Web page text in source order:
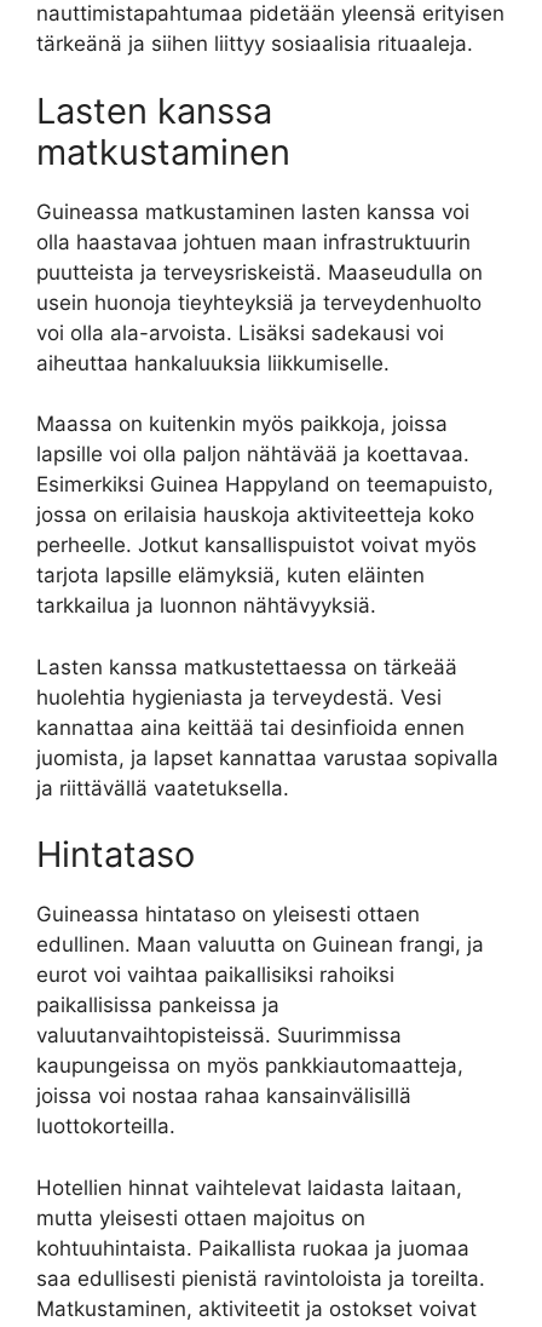
nauttimistapahtumaa pidetään yleensä erityisen
tärkeänä ja siihen liittyy sosiaalisia rituaaleja.
Lasten kanssa
matkustaminen
Guineassa matkustaminen lasten kanssa voi
olla haastavaa johtuen maan infrastruktuurin
puutteista ja terveysriskeistä. Maaseudulla on
usein huonoja tieyhteyksiä ja terveydenhuolto
voi olla ala-arvoista. Lisäksi sadekausi voi
aiheuttaa hankaluuksia liikkumiselle.
Maassa on kuitenkin myös paikkoja, joissa
lapsille voi olla paljon nähtävää ja koettavaa.
Esimerkiksi Guinea Happyland on teemapuisto,
jossa on erilaisia hauskoja aktiviteetteja koko
perheelle. Jotkut kansallispuistot voivat myös
tarjota lapsille elämyksiä, kuten eläinten
tarkkailua ja luonnon nähtävyyksiä.
Lasten kanssa matkustettaessa on tärkeää
huolehtia hygieniasta ja terveydestä. Vesi
kannattaa aina keittää tai desinfioida ennen
juomista, ja lapset kannattaa varustaa sopivalla
ja riittävällä vaatetuksella.
Hintataso
Guineassa hintataso on yleisesti ottaen
edullinen. Maan valuutta on Guinean frangi, ja
eurot voi vaihtaa paikallisiksi rahoiksi
paikallisissa pankeissa ja
valuutanvaihtopisteissä. Suurimmissa
kaupungeissa on myös pankkiautomaatteja,
joissa voi nostaa rahaa kansainvälisillä
luottokorteilla.
Hotellien hinnat vaihtelevat laidasta laitaan,
mutta yleisesti ottaen majoitus on
kohtuuhintaista. Paikallista ruokaa ja juomaa
saa edullisesti pienistä ravintoloista ja toreilta.
Matkustaminen, aktiviteetit ja ostokset voivat